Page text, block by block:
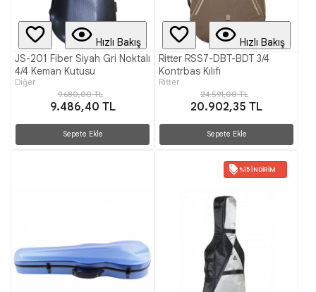
Hızlı Bakış
JS-201 Fiber Siyah Gri Noktalı
4/4 Keman Kutusu
Diğer
9.680,00 TL
9.486,40 TL
Sepete Ekle
Hızlı Bakış
Ritter RSS7-DBT-BDT 3/4
Kontrbas Kılıfı
Ritter
24.591,00 TL
20.902,35 TL
Sepete Ekle
%15 İNDIRIM